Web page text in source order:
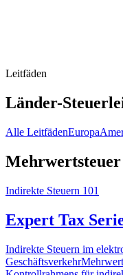
Leitfäden
Länder-
Alle LeitfädenEuropa
Indirekte Steuern 101
Expert Tax
Indirekte Steuern im
Geschäftsverkehr